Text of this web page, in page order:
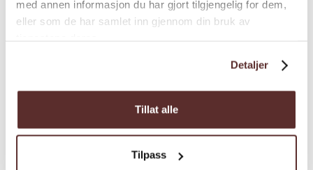
med annen informasjon du har gjort tilgjengelig for dem,
eller som de har samlet inn gjennom din bruk av
Detaljer
Tillat alle
Tilpass
Aktivitetsselskaper | Fjelltur | Guidet tur
Trolltunga Via Ferrata -